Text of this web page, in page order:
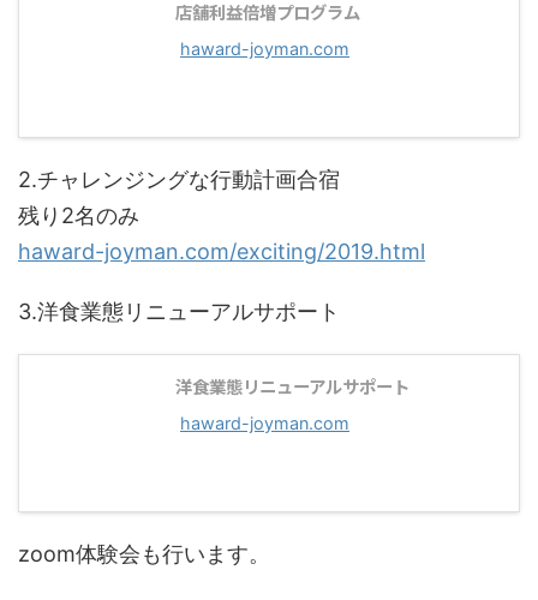
店舗利益倍増プログラム
haward-joyman.com
2.チャレンジングな行動計画合宿
残り2名のみ
haward-joyman.com/exciting/2019.html
3.洋食業態リニューアルサポート
洋食業態リニューアルサポート
haward-joyman.com
zoom体験会も行います。